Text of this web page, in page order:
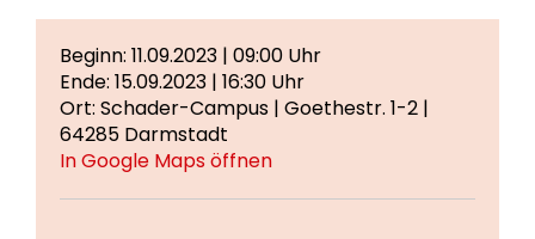
Beginn: 11.09.2023 | 09:00 Uhr
Ende: 15.09.2023 | 16:30 Uhr
Ort: Schader-Campus | Goethestr. 1-2 |
64285 Darmstadt
In Google Maps öffnen